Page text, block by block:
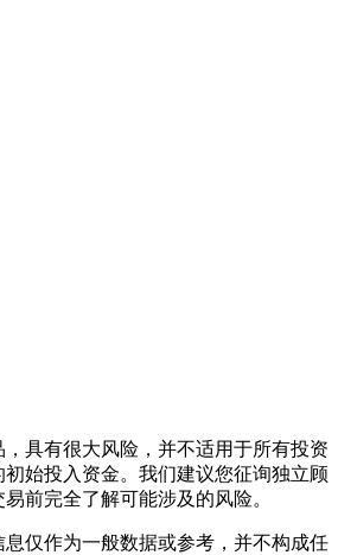
具有很大风险，并不适用于所有投资
始投入资金。我们建议您征询独立顾
前完全了解可能涉及的风险。
仅作为一般数据或参考，并不构成任